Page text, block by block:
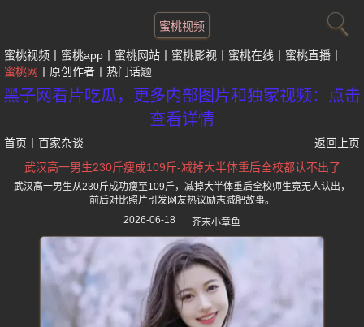
蜜桃视频
蜜桃视频 蜜桃app 蜜桃网站 蜜桃影视 蜜桃在线
蜜桃直播
蜜桃网
原创作者 热门话题
黑子网看片吃瓜，更多内部图片和独家视频：点击
查看详情
首页 百家杂谈
返回上页
武汉高一男生230斤瘦成109斤-减掉大半体重后全校都认不出了
武汉高一男生从230斤成功瘦至109斤，减掉大半体重后全校师生竟无人认出，
前后对比照片引发网友热议励志减肥故事。
2026-06-18
芥末小章鱼